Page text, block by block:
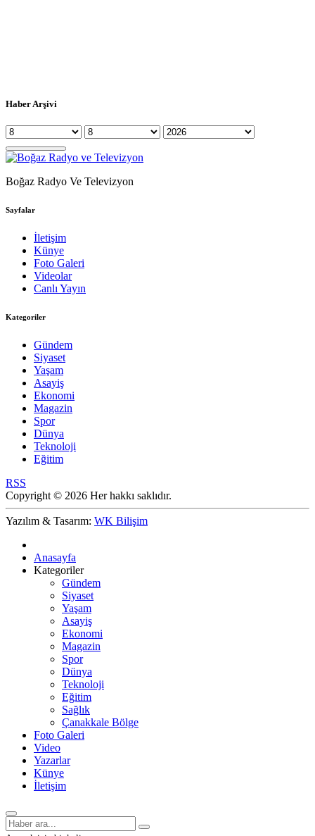
Haber Arşivi
Boğaz Radyo Ve Televizyon
Sayfalar
İletişim
Künye
Foto Galeri
Videolar
Canlı Yayın
Kategoriler
Gündem
Siyaset
Yaşam
Asayiş
Ekonomi
Magazin
Spor
Dünya
Teknoloji
Eğitim
RSS
Copyright © 2026 Her hakkı saklıdır.
Yazılım & Tasarım: WK Bilişim
Anasayfa
Kategoriler
Gündem
Siyaset
Yaşam
Asayiş
Ekonomi
Magazin
Spor
Dünya
Teknoloji
Eğitim
Sağlık
Çanakkale Bölge
Foto Galeri
Video
Yazarlar
Künye
İletişim